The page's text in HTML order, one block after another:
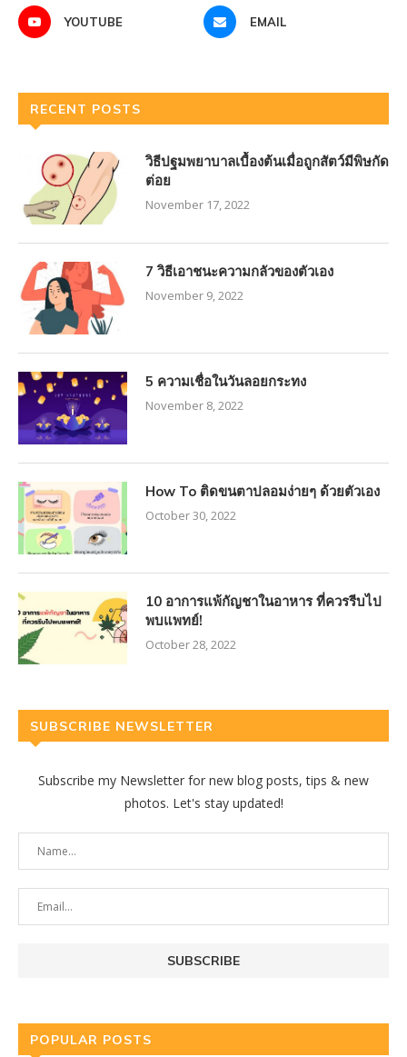
YOUTUBE EMAIL
RECENT POSTS
วิธีปฐมพยาบาลเบื้องต้นเมื่อถูกสัตว์มีพิษกัด
ต่อย
November 17, 2022
7 วิธีเอาชนะความกลัวของตัวเอง
November 9, 2022
5 ความเชื่อในวันลอยกระทง
November 8, 2022
How To ติดขนตาปลอมง่ายๆ ด้วยตัวเอง
October 30, 2022
10 อาการแพ้กัญชาในอาหาร ที่ควรรีบไป
พบแพทย์!
October 28, 2022
SUBSCRIBE NEWSLETTER
Subscribe my Newsletter for new blog posts, tips & new
photos. Let's stay updated!
POPULAR POSTS